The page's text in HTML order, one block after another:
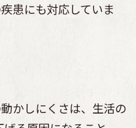
患にも対応していま
かしにくさは、生活の